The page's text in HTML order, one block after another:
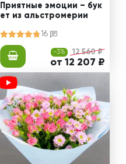
Приятные эмоции – бук
ет из альстромерии
16
-3% 12 560 ₽
от 12 207 ₽